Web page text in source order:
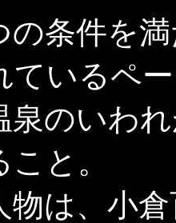
件を満
ているペ
泉のいわ
と。
物は、小